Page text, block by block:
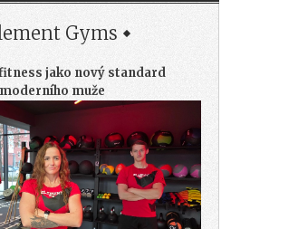
Gyms
jako nový standard
moderního muže